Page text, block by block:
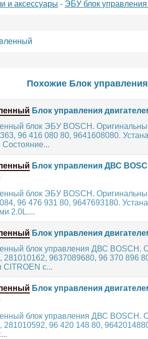
и аксессуары - ЭБУ блок управления
Похожие Блок
Блок управления
блок ЭБУ BOSCH.
96 416 080 80, 9641608080.
Состояние...
Блок управления ДВС
блок ЭБУ BOSCH.
96 476 931 80, 9647693180.
2.0L....
Блок управления
блок управления ДВС BOSCH.
281010162, 9637089680, 96 370 896
CITROEN с...
Блок управления
блок управления ДВС BOSCH.
281010592, 96 420 148 80,